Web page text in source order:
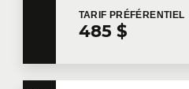
TARIF PRÉFÉRENTIEL
485 $